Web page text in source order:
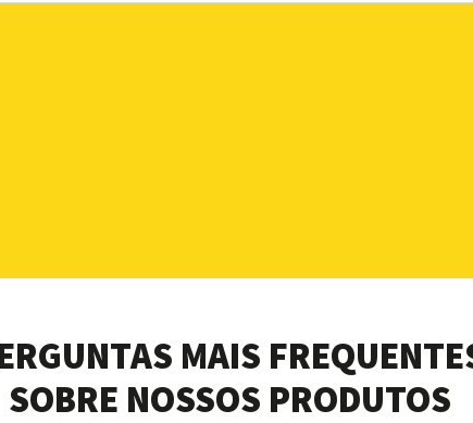
MAIS
SOBRE NOSSOS PRODUTOS